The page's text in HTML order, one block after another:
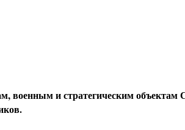
военным и стратегическим